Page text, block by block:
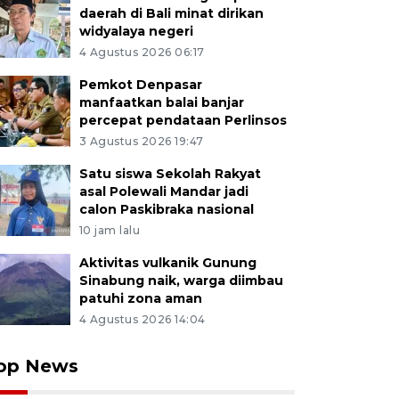
daerah di Bali minat dirikan
widyalaya negeri
4 Agustus 2026 06:17
Pemkot Denpasar
manfaatkan balai banjar
percepat pendataan Perlinsos
3 Agustus 2026 19:47
Satu siswa Sekolah Rakyat
asal Polewali Mandar jadi
calon Paskibraka nasional
10 jam lalu
Aktivitas vulkanik Gunung
Sinabung naik, warga diimbau
patuhi zona aman
4 Agustus 2026 14:04
News